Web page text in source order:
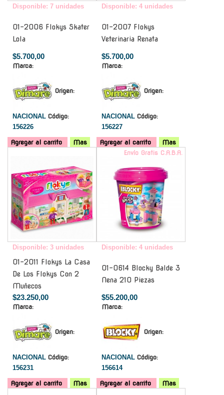
Disponible: 7 unidades
01-2006 Flokys Skater
Lola
$5.700,00
Marca:
Origen:
NACIONAL Código:
156226
Agregar al carrito Mas
Disponible: 4 unidades
01-2007 Flokys
Veterinaria Renata
$5.700,00
Marca:
Origen:
NACIONAL Código:
156227
Agregar al carrito
Mas
Disponible: 3 unidades
01-2011 Flokys La Casa
De Los Flokys Con 2
Muñecos
$23.250,00
Marca:
Origen:
NACIONAL Código:
156231
Agregar al carrito Mas
Envío Gratis C.A.B.A.
Disponible: 4 unidades
01-0614 Blocky Balde 3
Nena 210 Piezas
$55.200,00
Marca:
Origen:
NACIONAL Código:
156614
Agregar al carrito
Mas